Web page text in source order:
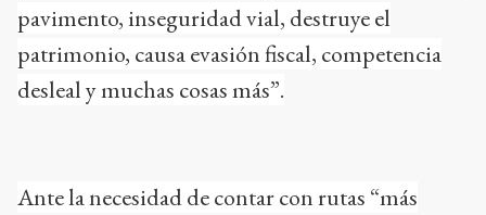
pavimento, inseguridad vial, destruye el
patrimonio, causa evasión fiscal, competencia
desleal y muchas cosas más”.
Ante la necesidad de contar con rutas “más